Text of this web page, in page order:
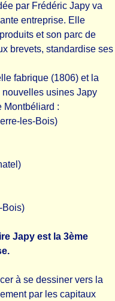
par Frédéric Japy va
entreprise. Elle
et son parc de
brevets, standardise ses
fabrique (1806) et la
usines Japy
Montbéliard :
les-Bois)
Bois)
Japy est la 3ème
à se dessiner vers la
par les capitaux